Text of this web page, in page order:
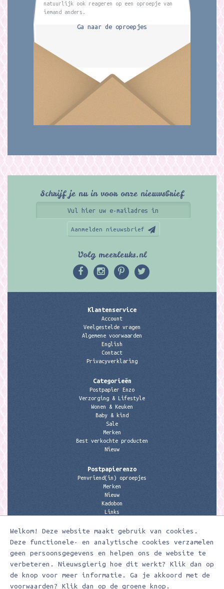
Welkom! Deze website maakt gebruik van cookies.
Deze functionele- en analytische cookies verzamelen
geen persoonsgegevens en helpen ons de website te
verbeteren. Nieuwsgierig hoe dit werkt? Klik dan op
de knop voor meer informatie. Ga je akkoord met de
voorwaarden? Klik dan op de groene knop.
natuurlijk ook reageren op een oproepje van
iemand anders.
Ga naar de oproepjes
Schrijf je nu in voor onze nieuwsbrief
Aanmelden nieuwsbrief
Volg meerleuks.nl
Klantenservice
Account
Veelgestelde vragen
Algemene voorwaarden
English
Contact
Privacyverklaring
Categorieën
Postpapier Enzo
Verzorging & Lifestyle
Wonen & Keuken
Baby & kind
Sale
Merken
Best verkochte producten
Nieuw
Postpapierenzo
Penvriend(in) oproepjes
Merken
Nieuw
Kadobon
Links
Contactgegevens
Meerleuks
anita@meerleuks.nl
06 – 107 163 36
KVK nummer: 58807179
BTW nummer: 853190859B01